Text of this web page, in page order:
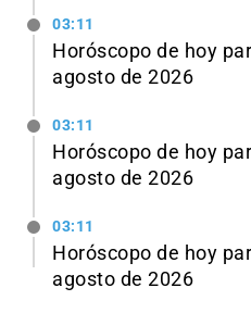
03:11
Horóscopo de hoy
agosto de 2026
03:11
Horóscopo de hoy
agosto de 2026
03:11
Horóscopo de hoy
agosto de 2026